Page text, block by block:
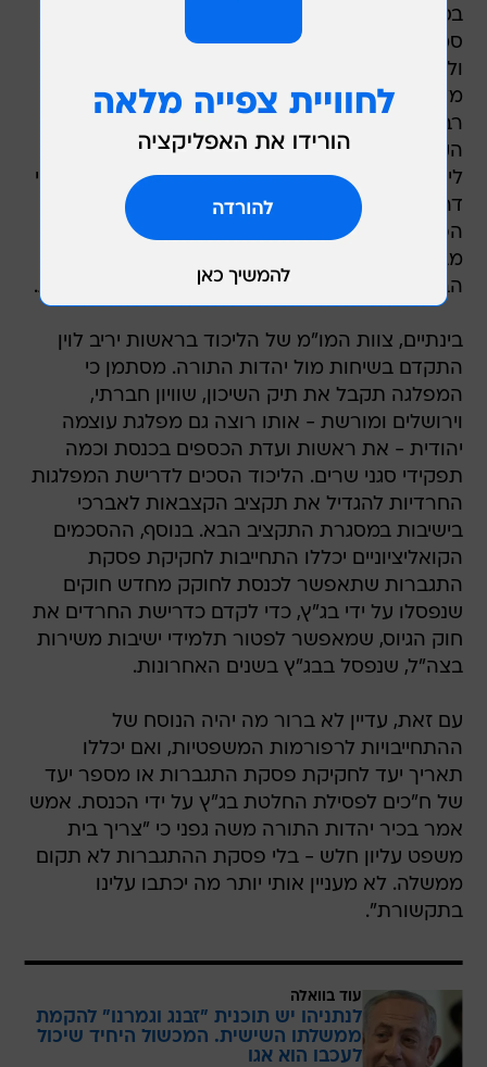
בסוף השבוע כי אם דרעי יקח לידיו את תיק האוצר,
סמוטריץ' יבקש לקבל שליטה מלאה בתיק הדתות
ולא יוותר עליו.
מלבד תפקידים במועצות הדתיות ושליטה על מינוי
רבנים ודיינים, לתיק יש השפעה גדולה בקדנציה
הקרובה נוכח בחירה מחדש של הרבנים הראשיים
לישראל למשך עשר שנים. עם זאת, ההערכה היא כי
דרעי לא יבחר לבסוף בתיק האוצר ויישאר במשרד
הפנים. מלבד התיק המשמעותי לדרעי, בש"ס
מבקשים גם את תיק הדתות, תיק הרווחה או
הבריאות, תיק הנגב והגליל ויו"ר ועדת הפנים בכנסת.
בינתיים, צוות המו"מ של הליכוד בראשות יריב לוין
התקדם בשיחות מול יהדות התורה. מסתמן כי
המפלגה תקבל את תיק השיכון, שוויון חברתי,
וירושלים ומורשת - אותו רוצה גם מפלגת עוצמה
יהודית - את ראשות ועדת הכספים בכנסת וכמה
תפקידי סגני שרים. הליכוד הסכים לדרישת המפלגות
החרדיות להגדיל את תקציב הקצבאות לאברכי
בישיבות במסגרת התקציב הבא. בנוסף, ההסכמים
הקואליציוניים יכללו התחייבות לחקיקת פסקת
התגברות שתאפשר לכנסת לחוקק מחדש חוקים
שנפסלו על ידי בג"ץ, כדי לקדם כדרישת החרדים את
חוק הגיוס, שמאפשר לפטור תלמידי ישיבות משירות
בצה"ל, שנפסל בבג"ץ בשנים האחרונות.
עם זאת, עדיין לא ברור מה יהיה הנוסח של
ההתחייבויות לרפורמות המשפטיות, ואם יכללו
תאריך יעד לחקיקת פסקת התגברות או מספר יעד
של ח"כים לפסילת החלטת בג"ץ על ידי הכנסת. אמש
אמר בכיר יהדות התורה משה גפני כי "צריך בית
משפט עליון חלש - בלי פסקת ההתגברות לא תקום
ממשלה. לא מעניין אותי יותר מה יכתבו עלינו
בתקשורת".
עוד בוואלה
לנתניהו יש תוכנית "זבנג וגמרנו" להקמת
ממשלתו השישית. המכשול היחיד שיכול
לעכבו הוא אגו